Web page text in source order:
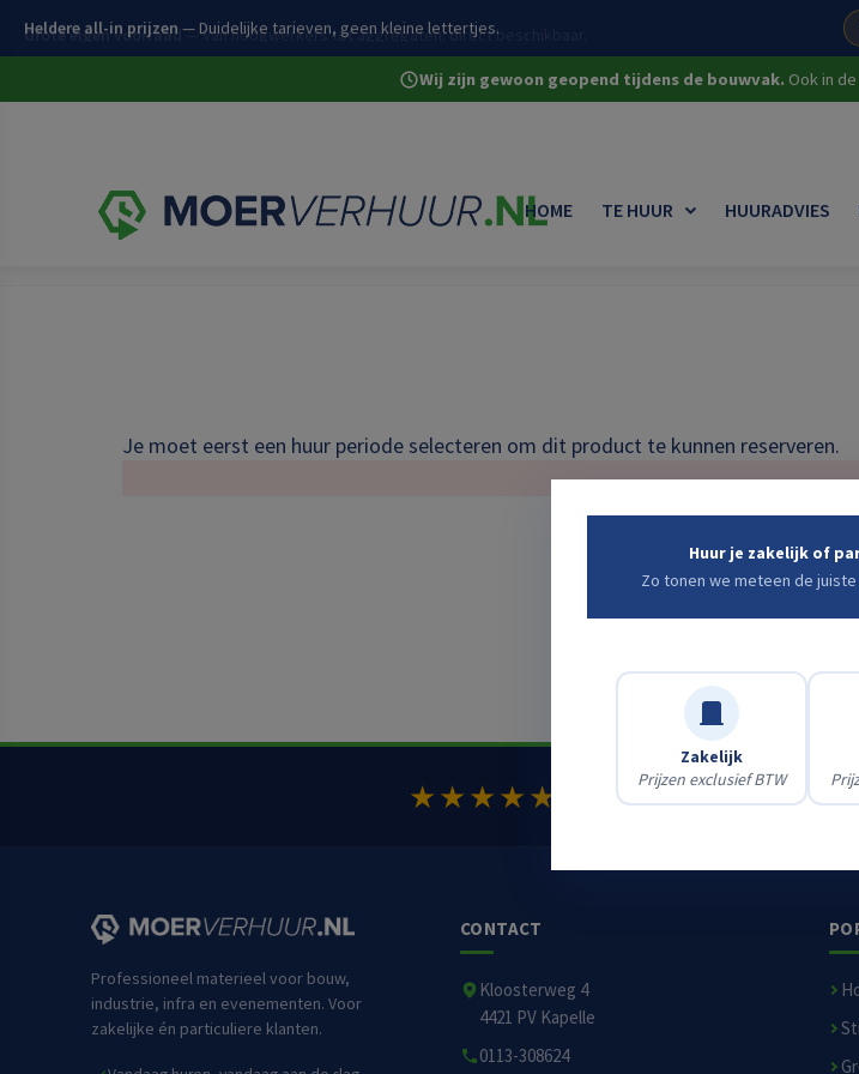
Heldere all-in prijzen — Duidelijke tarieven, geen kleine lettertjes.
Wij zijn gewoon geopend tijdens de bouwvak. Ook in
HOME TE HUUR HUURADVIES
Je moet eerst een huur periode selecteren om dit product te kunnen reserveren.
★★★★★ / 10 900+ klantbeoordelingen op
Professioneel materieel voor bouw,
industrie, infra en evenementen. Voor
zakelijke én particuliere klanten.
CONTACT
Kloosterweg 4
4421 PV Kapelle
0113-308624
Huur je zakelijk of
Zo tonen we meteen de
Zakelijk
Prijzen exclusief BTW